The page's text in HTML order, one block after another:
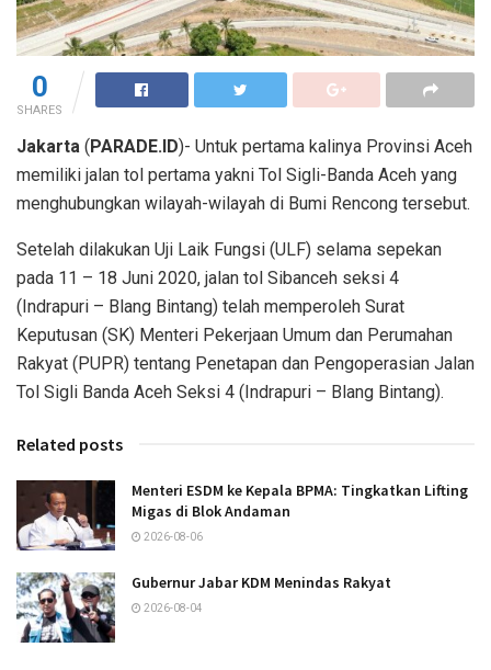
0
SHARES
Jakarta (PARADE.ID)- Untuk pertama kalinya Provinsi Aceh
memiliki jalan tol pertama yakni Tol Sigli-Banda Aceh yang
menghubungkan wilayah-wilayah di Bumi Rencong tersebut.
Setelah dilakukan Uji Laik Fungsi (ULF) selama sepekan
pada 11 – 18 Juni 2020, jalan tol Sibanceh seksi 4
(Indrapuri – Blang Bintang) telah memperoleh Surat
Keputusan (SK) Menteri Pekerjaan Umum dan Perumahan
Rakyat (PUPR) tentang Penetapan dan Pengoperasian Jalan
Tol Sigli Banda Aceh Seksi 4 (Indrapuri – Blang Bintang).
Related posts
Menteri ESDM ke Kepala BPMA: Tingkatkan Lifting
Migas di Blok Andaman
2026-08-06
Gubernur Jabar KDM Menindas Rakyat
2026-08-04